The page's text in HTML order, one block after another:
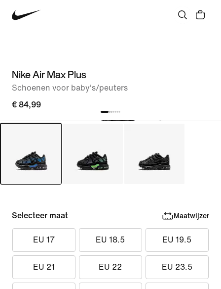
Nike Air Max Plus
Schoenen voor baby's/peuters
€ 84,99
Selecteer maat Maatwijzer
EU 17 EU 18.5 EU 19.5
EU 21 EU 22 EU 23.5